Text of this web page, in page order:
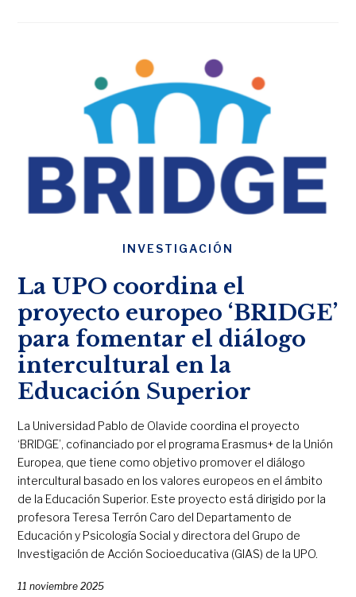
INVESTIGACIÓN
La UPO coordina el
proyecto europeo ‘BRIDGE’
para fomentar el diálogo
intercultural en la
Educación Superior
La Universidad Pablo de Olavide coordina el proyecto
‘BRIDGE’, cofinanciado por el programa Erasmus+ de la Unión
Europea, que tiene como objetivo promover el diálogo
intercultural basado en los valores europeos en el ámbito
de la Educación Superior. Este proyecto está dirigido por la
profesora Teresa Terrón Caro del Departamento de
Educación y Psicología Social y directora del Grupo de
Investigación de Acción Socioeducativa (GIAS) de la UPO.
11 noviembre 2025